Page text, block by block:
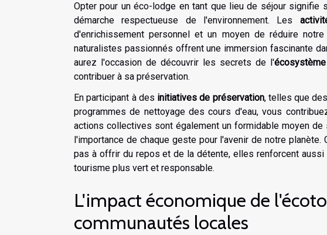
Opter pour un éco-lodge en tant que lieu de séjour signifie
démarche respectueuse de l'environnement. Les
d'enrichissement personnel et un moyen de réduire
naturalistes passionnés offrent une immersion fascinante
aurez l'occasion de découvrir les secrets de l'
contribuer à sa préservation.
En participant à des initiatives de préservation, telles que
programmes de nettoyage des cours d'eau, vous
actions collectives sont également un formidable moyen
l'importance de chaque geste pour l'avenir de notre
pas à offrir du repos et de la détente, elles renforcent aussi
tourisme plus vert et responsable.
L'impact économique de
communautés locales